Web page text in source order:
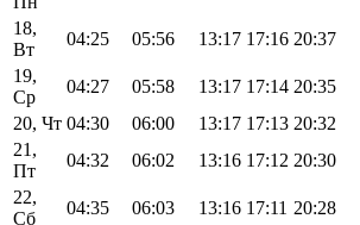
18,
Вт
04:25 05:56 13:17 17:16 20:37
19,
Ср
04:27 05:58 13:17 17:14 20:35
20, Чт 04:30 06:00 13:17 17:13 20:32
21,
Пт
04:32 06:02 13:16 17:12 20:30
22,
Сб
04:35 06:03 13:16 17:11 20:28